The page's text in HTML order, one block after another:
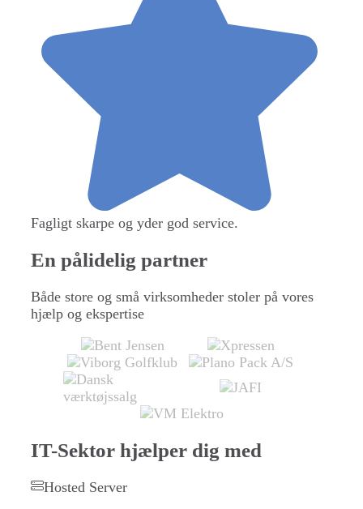
Fagligt skarpe og yder god service.
En pålidelig partner
Både store og små virksomheder stoler på vores
hjælp og ekspertise
IT-Sektor hjælper dig med
Hosted Server